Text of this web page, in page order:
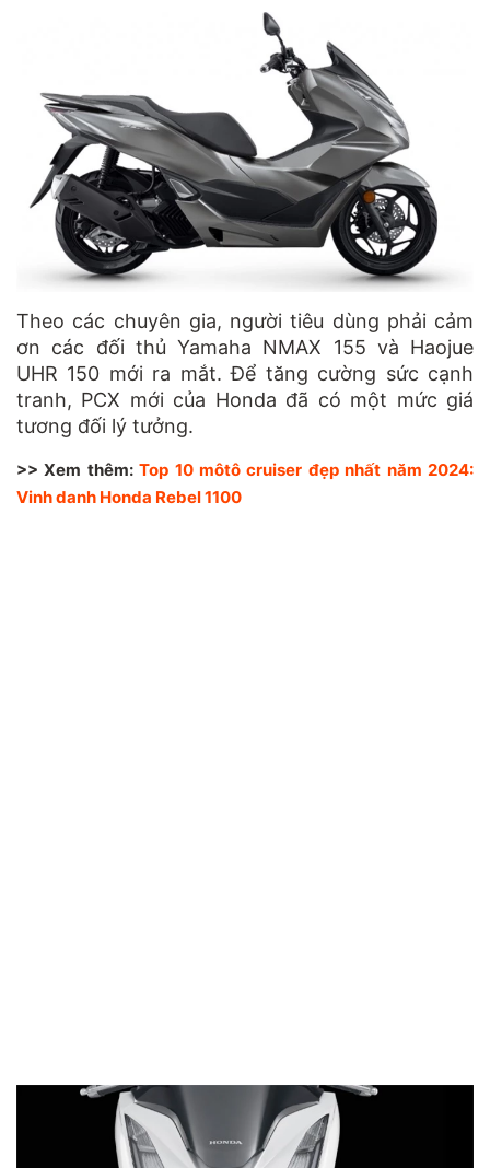
Theo các chuyên gia, người tiêu dùng phải cảm
ơn các đối thủ Yamaha NMAX 155 và Haojue
UHR 150 mới ra mắt. Để tăng cường sức cạnh
tranh, PCX mới của Honda đã có một mức giá
tương đối lý tưởng.
>> Xem thêm:Top 10 môtô cruiser đẹp nhất năm 2024:
Vinh danh Honda Rebel 1100